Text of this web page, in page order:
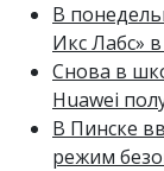
В
Икс Лабс»
Снова в
Huawei
В Пинске
режим